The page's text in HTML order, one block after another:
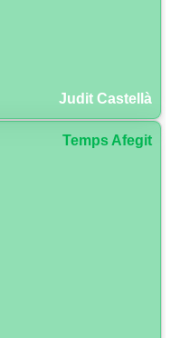
Judit Castellà
Temps Afegit